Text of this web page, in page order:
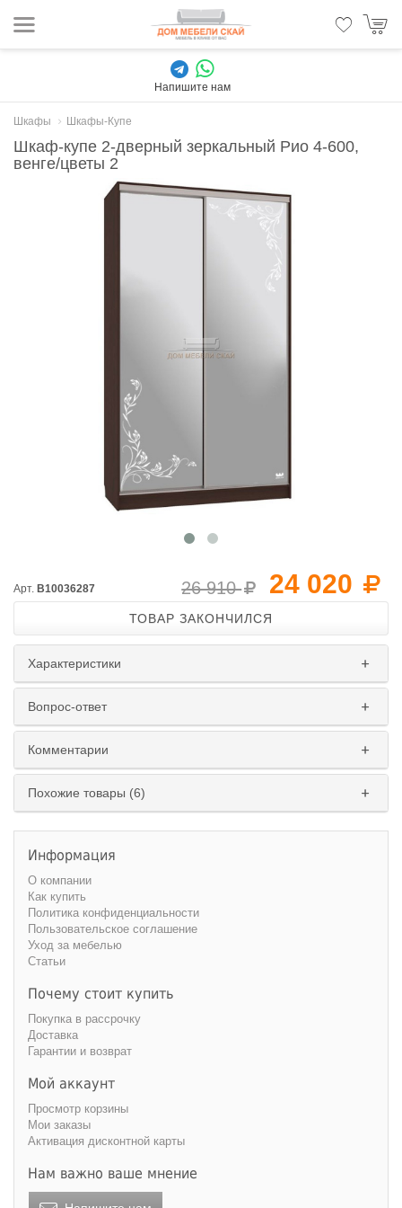
Напишите нам
Шкафы Шкафы-Купе
Шкаф-купе 2-дверный зеркальный Рио 4-600,
венге/цветы 2
24 020
26 910
Арт. B10036287
ТОВАР ЗАКОНЧИЛСЯ
Характеристики
Вопрос-ответ
Комментарии
Похожие товары (6)
Информация
О компании
Как купить
Политика конфиденциальности
Пользовательское соглашение
Уход за мебелью
Статьи
Почему стоит купить
Покупка в рассрочку
Доставка
Гарантии и возврат
Мой аккаунт
Просмотр корзины
Мои заказы
Активация дисконтной карты
Нам важно ваше мнение